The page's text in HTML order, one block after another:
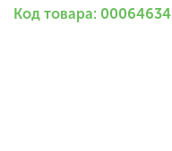
Код товара: 00064634